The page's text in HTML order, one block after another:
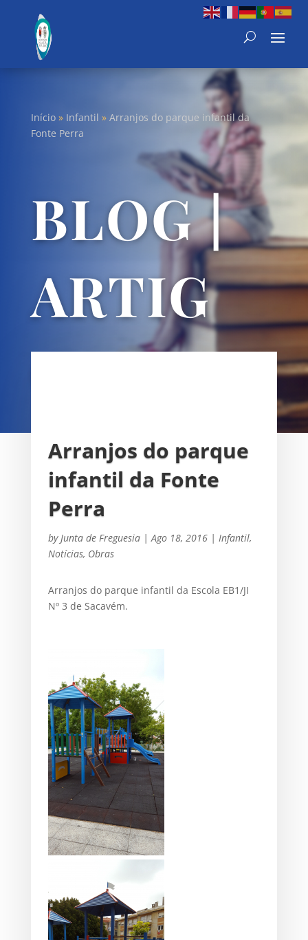
Início» Infantil » Arranjos do parque infantil da
Fonte Perra
BLOG |
ARTIG
OS
Arranjos do parque
infantil da Fonte
Perra
by Junta de Freguesia| Ago 18, 2016| Infantil,
Notícias, Obras
Arranjos do parque infantil da Escola EB1/JI
Nº 3 de Sacavém.